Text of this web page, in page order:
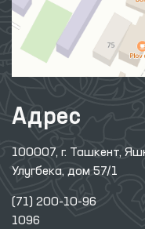
Адрес
100007, г. Ташкент,
Улугбека, дом 57/1
(71) 200-10-96
1096